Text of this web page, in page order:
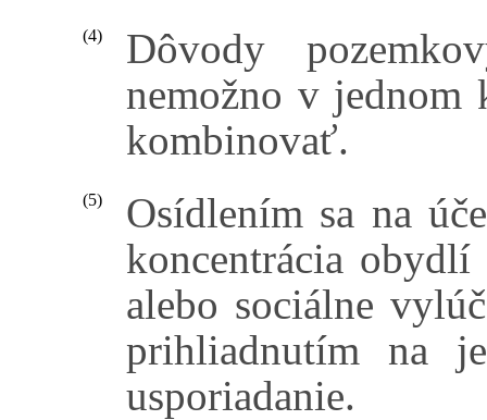
(4)
Dôvody
nemožno v jednom
kombinovať.
(5)
Osídlením sa na
koncentrácia obydlí
alebo sociálne
prihliadnutím na
usporiadanie.